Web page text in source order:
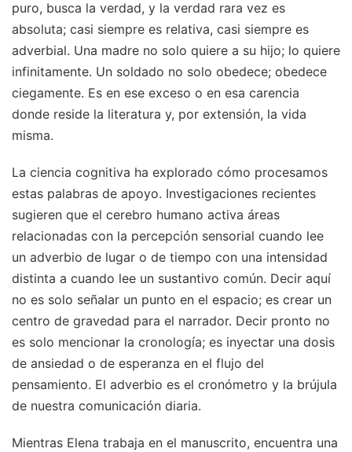
puro, busca la verdad, y la verdad rara vez es
absoluta; casi siempre es relativa, casi siempre es
adverbial. Una madre no solo quiere a su hijo; lo quiere
infinitamente. Un soldado no solo obedece; obedece
ciegamente. Es en ese exceso o en esa carencia
donde reside la literatura y, por extensión, la vida
misma.
La ciencia cognitiva ha explorado cómo procesamos
estas palabras de apoyo. Investigaciones recientes
sugieren que el cerebro humano activa áreas
relacionadas con la percepción sensorial cuando lee
un adverbio de lugar o de tiempo con una intensidad
distinta a cuando lee un sustantivo común. Decir aquí
no es solo señalar un punto en el espacio; es crear un
centro de gravedad para el narrador. Decir pronto no
es solo mencionar la cronología; es inyectar una dosis
de ansiedad o de esperanza en el flujo del
pensamiento. El adverbio es el cronómetro y la brújula
de nuestra comunicación diaria.
Mientras Elena trabaja en el manuscrito, encuentra una